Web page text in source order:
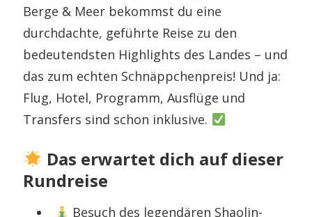
Berge & Meer bekommst du eine
durchdachte, geführte Reise zu den
bedeutendsten Highlights des Landes – und
das zum echten Schnäppchenpreis! Und ja:
Flug, Hotel, Programm, Ausflüge und
Transfers sind schon inklusive.
Das erwartet dich auf dieser
Rundreise
Besuch des legendären Shaolin-